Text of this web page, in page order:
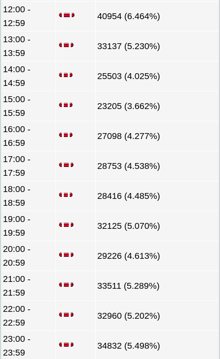
12:00 -
12:59
40954 (6.464%)
13:00 -
13:59
33137 (5.230%)
14:00 -
14:59
25503 (4.025%)
15:00 -
15:59
23205 (3.662%)
16:00 -
16:59
27098 (4.277%)
17:00 -
17:59
28753 (4.538%)
18:00 -
18:59
28416 (4.485%)
19:00 -
19:59
32125 (5.070%)
20:00 -
20:59
29226 (4.613%)
21:00 -
21:59
33511 (5.289%)
22:00 -
22:59
32960 (5.202%)
23:00 -
23:59
34832 (5.498%)